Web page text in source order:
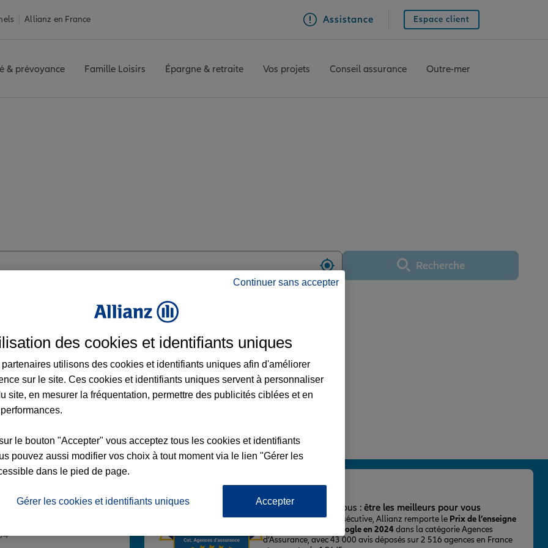
Allianz en France Assistance Espace client
& prévoyance Famille Loisirs Épargne & retraite Vos projets Conseil assurance Outre-mer
Utiliser ma positionRecherche
Voir l'agence
ORAISON
L'important pour nous : être les meilleurs pour vous
Pour la 2ème fois consécutive, Allianz remporte le Prix de l’enseigne
la mieux notée sur Google en 2024dans la catégorie Agences
d’Assurance, avec 43 000 avis déposés sur 2 516 agences en France
Continuer sans accepter
des cookies et identifiants uniques
partenaires utilisons des cookies et identifiants uniques afin d'améliorer
sur le site. Ces cookies et identifiants uniques servent à personnaliser
site, en mesurer la fréquentation, permettre des publicités ciblées et en
le bouton "Accepter" vous acceptez tous les cookies et identifiants
pouvez aussi modifier vos choix à tout moment via le lien "Gérer les
dans le pied de page.
Gérer les cookies et identifiants uniques Accepter